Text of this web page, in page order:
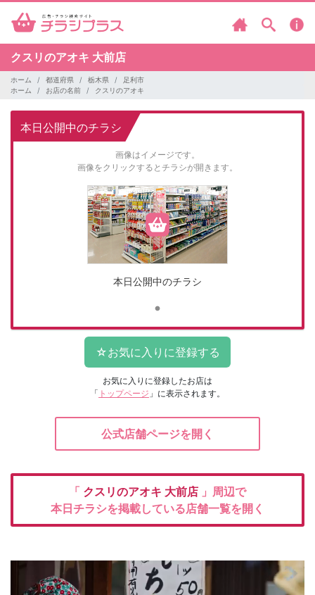
クスリのアオキ 大前店
ホーム 都道府県 栃木県
足利市
ホーム
お店の名前 クスリのアオキ
本日公開中のチラシ
画像はイメージです。
画像をクリックするとチラシが開きます。
本日公開中のチラシ
お気に入りに登録したお店は
「 トップページ 」に表示されます。
公式店舗ページを開く
「 クスリのアオキ 大前店 」周辺で
本日チラシを掲載している店舗一覧を開く